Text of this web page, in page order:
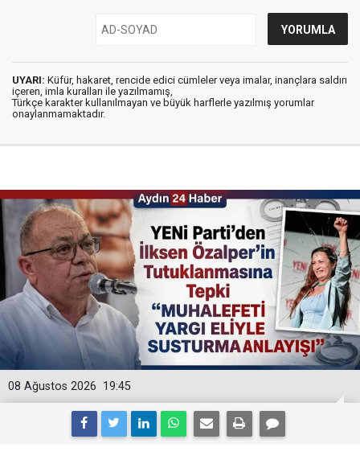
UYARI: Küfür, hakaret, rencide edici cümleler veya imalar, inançlara saldırı
içeren, imla kuralları ile yazılmamış,
Türkçe karakter kullanılmayan ve büyük harflerle yazılmış yorumlar
onaylanmamaktadır.
19:45
08 Ağustos 2026